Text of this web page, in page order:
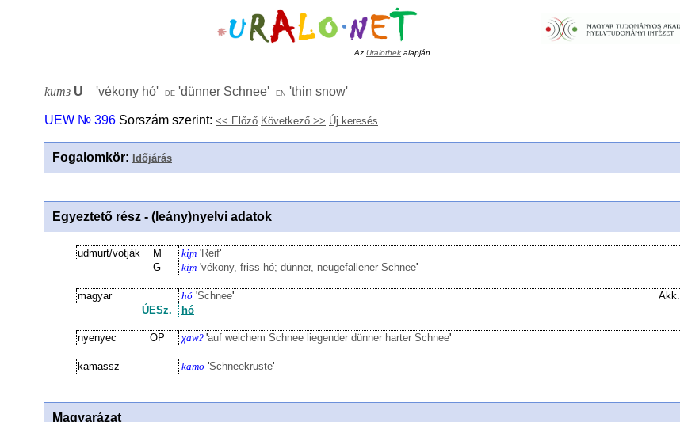
Az Uralothek alapján
kumɜ U 'vékony hó' de 'dünner Schnee' en 'thin snow'
UEW № 396 Sorszám szerint: << Előző Következő >> Új keresés
Fogalomkör: Időjárás
Egyeztető rész - (leány)nyelvi adatok
udmurt/votják M ki̮m 'Reif'
G
ki̮m 'vékony, friss hó; dünner, neugefallener Schnee'
magyar hó 'Schnee' Akk.
ÚESz.
hó
nyenyec OP χawʔ'auf weichem Schnee liegender dünner harter Schnee'
kamassz kamo 'Schneekruste'
Magyarázat